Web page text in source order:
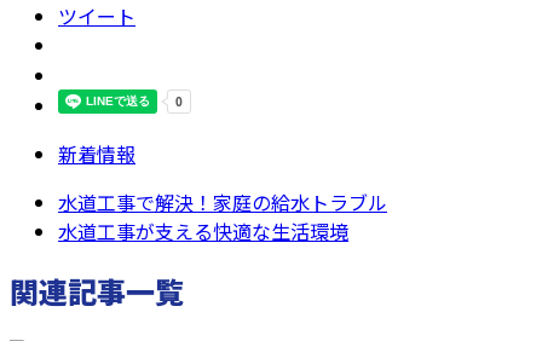
ツイート
新着情報
水道工事で解決！家庭の給水トラブル
水道工事が支える快適な生活環境
関連記事一覧